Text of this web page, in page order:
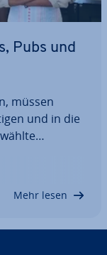
Pubs und
müssen
und in die
Pubs und
Mehr lesen